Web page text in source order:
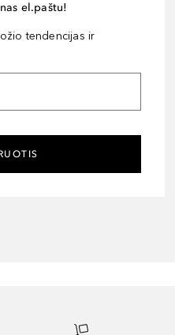
el.paštu!
tendencijas ir